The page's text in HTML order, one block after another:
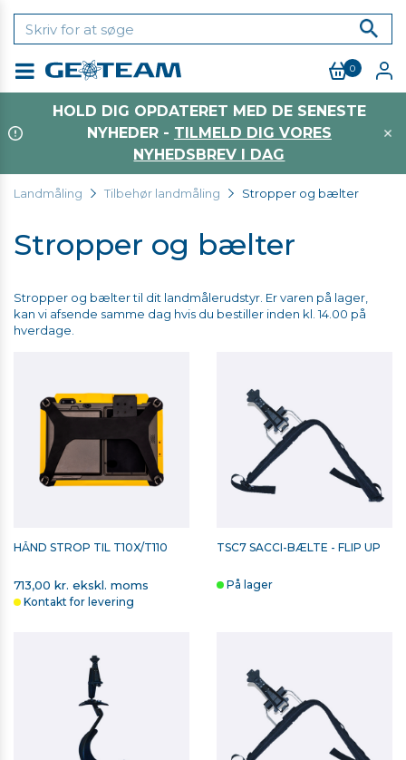
0
HOLD DIG OPDATERET MED DE SENESTE
NYHEDER - TILMELD DIG VORES
NYHEDSBREV I DAG
Landmåling Tilbehør landmåling Stropper og bælter
Stropper og bælter
Stropper og bælter til dit landmålerudstyr. Er varen på lager,
kan vi afsende samme dag hvis du bestiller inden kl. 14.00 på
hverdage.
HÅND STROP TIL T10X/T110
713,00 kr. ekskl. moms
Kontakt for levering
TSC7 SACCI-BÆLTE - FLIP UP
På lager